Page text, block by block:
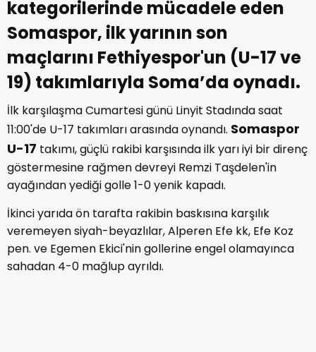
kategorilerinde mücadele eden
Somaspor, ilk yarının son
maçlarını Fethiyespor'un (U-17 ve
19) takımlarıyla Soma’da oynadı.
İlk karşılaşma Cumartesi günü Linyit Stadında saat
11:00'de U-17 takımları arasında oynandı. Somaspor
U-17 takımı, güçlü rakibi karşısında ilk yarı iyi bir direnç
göstermesine rağmen devreyi Remzi Taşdelen'in
ayağından yediği golle 1-0 yenik kapadı.
İkinci yarıda ön tarafta rakibin baskısına karşılık
veremeyen siyah-beyazlılar, Alperen Efe kk, Efe Koz
pen. ve Egemen Ekici'nin gollerine engel olamayınca
sahadan 4-0 mağlup ayrıldı.